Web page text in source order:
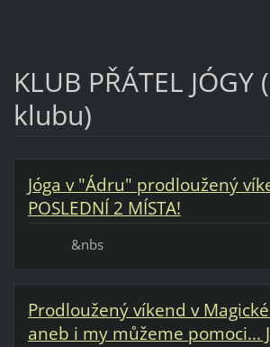
KLUB PŘÁTEL
klubu)
Jóga v "Ádru" prodloužený
POSLEDNÍ 2 MÍSTA!
&nbs
Prodloužený víkend v
aneb i my můžeme pomoci...